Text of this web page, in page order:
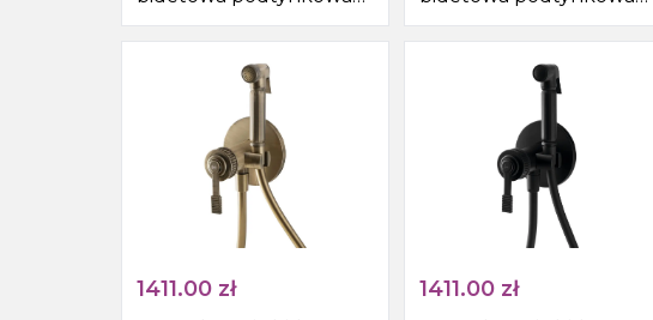
ze słuchawką bidetową i
chrom/czarny mat
ze słuchawką bidetową i
1411.00 zł 1411.00 zł